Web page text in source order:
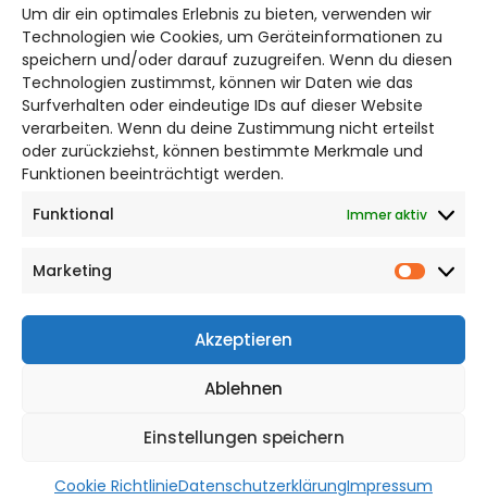
Um dir ein optimales Erlebnis zu bieten, verwenden wir
Technologien wie Cookies, um Geräteinformationen zu
speichern und/oder darauf zuzugreifen. Wenn du diesen
Technologien zustimmst, können wir Daten wie das
Surfverhalten oder eindeutige IDs auf dieser Website
verarbeiten. Wenn du deine Zustimmung nicht erteilst
oder zurückziehst, können bestimmte Merkmale und
Funktionen beeinträchtigt werden.
Funktional
Immer aktiv
Marketing
Akzeptieren
Ablehnen
Einstellungen speichern
Cookie RichtlinieDatenschutzerklärungImpressum
Bruchtorwall 12
38100 Braunschweig
Telefon: 0531 387220 – 65
DAS STADTMAGAZIN FÜR
BRAUNSCHWEIG
Impressum
Cookie Richtlinie
CITYLIFE! BEI FACEBOOK
WordPress Theme |Viralby HashThemes